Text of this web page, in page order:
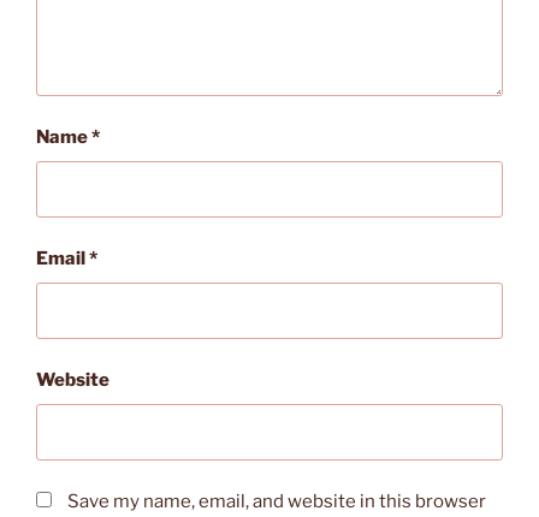
Name*
Email*
Website
Save my name, email, and website in this browser